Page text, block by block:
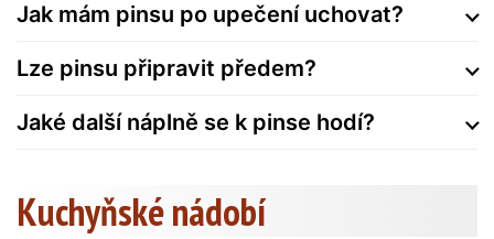
Jak mám pinsu po upečení uchovat?
Lze pinsu připravit předem?
Jaké další náplně se k pinse hodí?
Kuchyňské nádobí